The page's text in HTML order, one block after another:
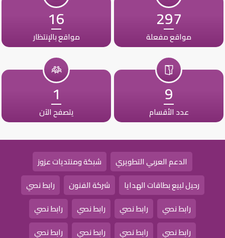
297
مواقع مفعلة
16
مواقع بالإنتظار
9
عدد الأقسام
1
يتصفح الآن
الدعم العربي التطويري
شبكة ومنتديات عزوز
رحيل لبيع بطاقات الهدايا
شركة الفنون
رابط نصي
رابط نصي
رابط نصي رابط نصي
رابط نصي
رابط نصي
رابط نصي رابط نصي رابط نصي